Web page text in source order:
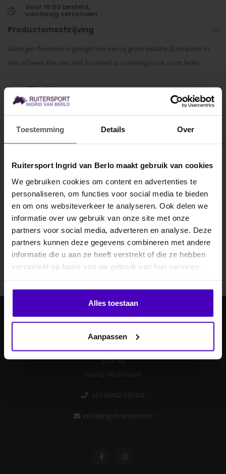
Toestemming Details Over
Ruitersport Ingrid van Berlo maakt gebruik van cookies
We gebruiken cookies om content en advertenties te
personaliseren, om functies voor social media te bieden
en om ons websiteverkeer te analyseren. Ook delen we
informatie over uw gebruik van onze site met onze
partners voor social media, adverteren en analyse. Deze
partners kunnen deze gegevens combineren met andere
informatie die u aan ze heeft verstrekt of die ze hebben
verzameld op basis van uw gebruik van hun services.
Alles toestaan
Aanpassen
Voor 16:00 besteld,
vandaag verzonden
Productomschrijving
Gebogen frondeel ingelegd met een rij grote imitatie diamanten in
één of twee kleuren. Het frondeel is onderlegd met zacht leder.
Specificaties
Abonneer je op onze nieuwsbrief
Blijf op de hoogte over onze laatste acties
Abonneer
Laan ten Boomen 4
5715 AB
Lierop, Nederland
+31 (0)492-335353
info@ingridvanberlo.nl
MELD JE AAN VOOR
10% KORTING
.